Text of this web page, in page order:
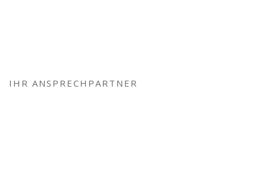
IHR ANSPRECHPARTNER